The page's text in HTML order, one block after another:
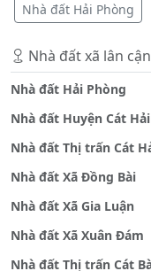
Nhà đất Hải Phòng
Nhà đất xã lân cận
Nhà đất Hải Phòng
Nhà đất Huyện Cát Hải
Nhà đất Thị trấn Cát
Nhà đất Xã Đồng Bài
Nhà đất Xã Gia Luận
Nhà đất Xã Xuân Đám
Nhà đất Thị trấn Cát